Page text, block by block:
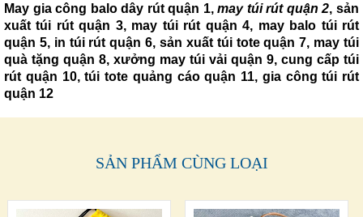
May gia công balo dây rút quận 1,may túi rút quận 2, sản
xuất túi rút quận 3, may túi rút quận 4, may balo túi rút
quận 5, in túi rút quận 6, sản xuất túi tote quận 7, may túi
quà tặng quận 8, xưởng may túi vải quận 9, cung cấp túi
rút quận 10, túi tote quảng cáo quận 11, gia công túi rút
quận 12
SẢN PHẨM CÙNG LOẠI